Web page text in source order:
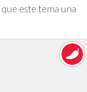
este tema una